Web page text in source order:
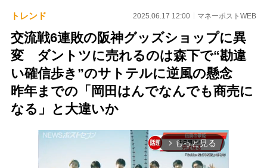
トレンド 2025.06.17 12:00 マネーポストWEB
交流戦6連敗の阪神グッズショップに異
変 ダントツに売れるのは森下で“勘違
い確信歩き”のサトテルに逆風の懸念
昨年までの「岡田はんでなんでも商売に
なる」と大違いか
arrow_forward_ios もっと見る